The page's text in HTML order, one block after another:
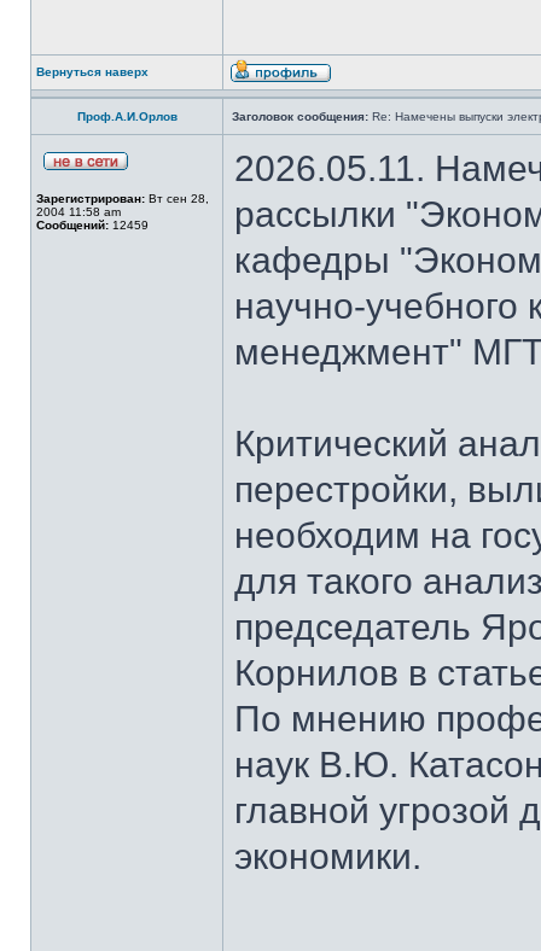
Вернуться наверх
Проф.А.И.Орлов Заголовок сообщения: Re: Намечены выпуски
Зарегистрирован: Вт сен 28,
2004 11:58 am
Сообщений: 12459
2026.05.11.
рассылки
кафедры
научно-
менеджмент"
Критический
перестройки,
необходим на
для такого
председатель
Корнилов в
По мнению
наук В.Ю.
главной угрозой
экономики.